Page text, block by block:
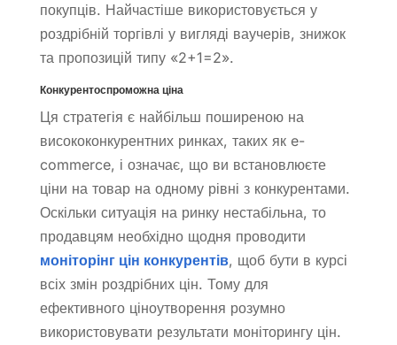
покупців. Найчастіше використовується у
роздрібній торгівлі у вигляді ваучерів, знижок
та пропозицій типу «2+1=2».
Конкурентоспроможна ціна
Ця стратегія є найбільш поширеною на
висококонкурентних ринках, таких як e-
commerce, і означає, що ви встановлюєте
ціни на товар на одному рівні з конкурентами.
Оскільки ситуація на ринку нестабільна, то
продавцям необхідно щодня проводити
моніторінг цін конкурентів, щоб бути в курсі
всіх змін роздрібних цін. Тому для
ефективного ціноутворення розумно
використовувати результати моніторингу цін.